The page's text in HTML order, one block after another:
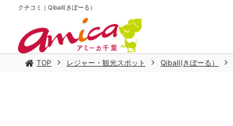
クチコミ｜Qiball(きぼーる）
TOP レジャー・観光スポット Qiball(きぼーる）